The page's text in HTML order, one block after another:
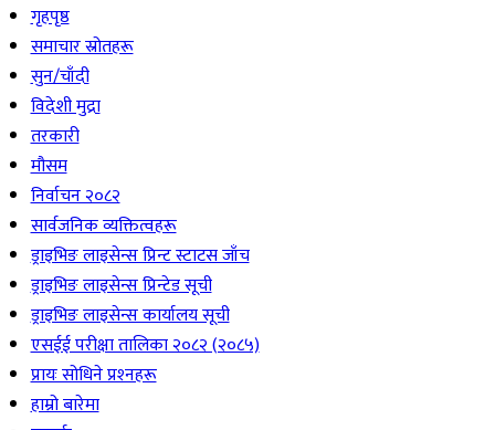
गृहपृष्ठ
समाचार स्रोतहरू
सुन/चाँदी
विदेशी मुद्रा
तरकारी
मौसम
निर्वाचन २०८२
सार्वजनिक व्यक्तित्वहरू
ड्राइभिङ लाइसेन्स प्रिन्ट स्टाटस जाँच
ड्राइभिङ लाइसेन्स प्रिन्टेड सूची
ड्राइभिङ लाइसेन्स कार्यालय सूची
एसईई परीक्षा तालिका २०८२ (२०८५)
प्रायः सोधिने प्रश्‍नहरू
हाम्रो बारेमा